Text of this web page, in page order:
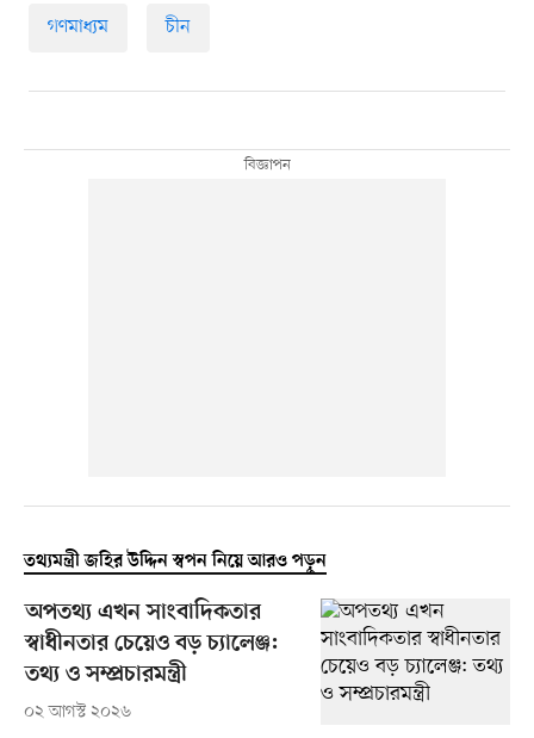
গণমাধ্যম চীন
তথ্যমন্ত্রী জহির উদ্দিন স্বপন নিয়ে আরও পড়ুন
অপতথ্য এখন সাংবাদিকতার
স্বাধীনতার চেয়েও বড় চ্যালেঞ্জ:
তথ্য ও সম্প্রচারমন্ত্রী
০২ আগস্ট ২০২৬